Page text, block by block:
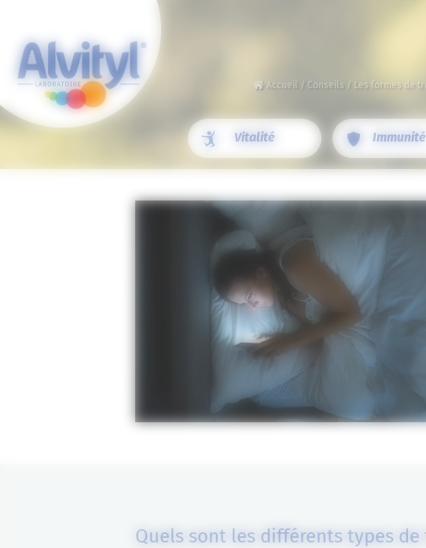
Accueil / Conseils / Les formes de
Vitalité Immunité
Quels sont les différents types
Panneau de gestion des cookies